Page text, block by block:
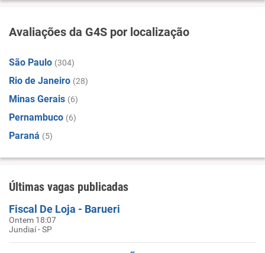
Avaliações da G4S por localização
São Paulo (304)
Rio de Janeiro (28)
Minas Gerais (6)
Pernambuco (6)
Paraná (5)
Últimas vagas publicadas
Fiscal De Loja - Barueri
Ontem 18:07
Jundiaí - SP